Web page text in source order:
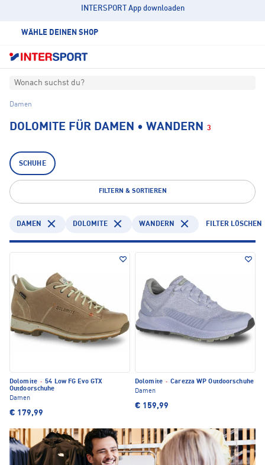
INTERSPORT App downloaden
WÄHLE DEINEN SHOP
Wonach suchst du?
Damen
DOLOMITE FÜR DAMEN • WANDERN 3
SCHUHE
FILTERN & SORTIEREN
DAMEN DOLOMITE WANDERN FILTER LÖSCHEN
Dolomite · 54 Low FG Evo GTX
Outdoorschuhe
Damen
€ 179,99
Dolomite · Carezza WP Outdoorschuhe
Damen
€ 159,99